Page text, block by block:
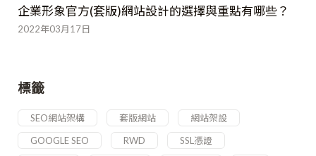
企業形象官方(套版)網站設計的選擇與重點有哪些？
2022年03月17日
標籤
SEO網站架構 套版網站
網站架設
GOOGLE SEO
RWD
SSL憑證